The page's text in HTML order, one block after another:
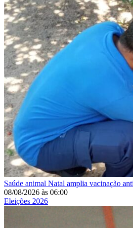
Saúde animal Natal amplia vacinação
08/08/2026 às 06:00
Eleições 2026